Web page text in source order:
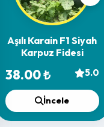
Aşılı Karain F1 Siyah
Karpuz Fidesi
38.00 ₺ 5.0
İncele